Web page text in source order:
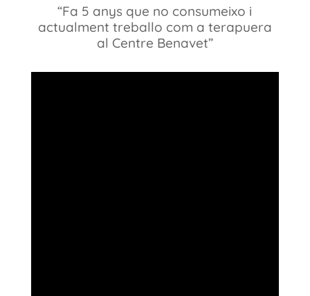
“Fa 5 anys que no consumeixo i
actualment treballo com a terapuera
al Centre Benavet”